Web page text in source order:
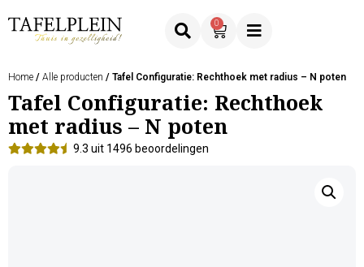
0
Home / Alle producten / Tafel Configuratie: Rechthoek met radius – N poten
Tafel Configuratie: Rechthoek
met radius – N poten
9.3 uit 1496 beoordelingen